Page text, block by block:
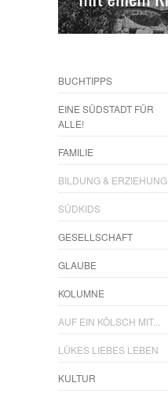
BUCHTIPPS
EINE SÜDSTADT FÜR
ALLE!
FAMILIE
BILDUNG & ERZIEHUNG
SÜDKIDS
GESELLSCHAFT
GLAUBE
KOLUMNE
AUF EIN KÖLSCH MIT...
LÜKES LIEBES LEBEN
KULTUR